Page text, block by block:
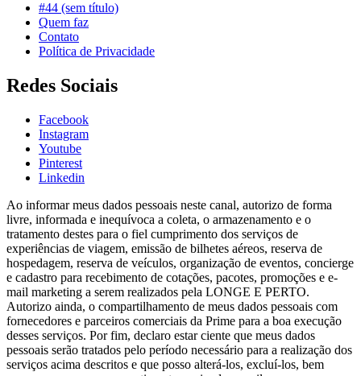
#44 (sem título)
Quem faz
Contato
Política de Privacidade
Redes Sociais
Facebook
Instagram
Youtube
Pinterest
Linkedin
Ao informar meus dados pessoais neste canal, autorizo de forma
livre, informada e inequívoca a coleta, o armazenamento e o
tratamento destes para o fiel cumprimento dos serviços de
experiências de viagem, emissão de bilhetes aéreos, reserva de
hospedagem, reserva de veículos, organização de eventos, concierge
e cadastro para recebimento de cotações, pacotes, promoções e e-
mail marketing a serem realizados pela LONGE E PERTO.
Autorizo ainda, o compartilhamento de meus dados pessoais com
fornecedores e parceiros comerciais da Prime para a boa execução
desses serviços. Por fim, declaro estar ciente que meus dados
pessoais serão tratados pelo período necessário para a realização dos
serviços acima descritos e que posso alterá-los, excluí-los, bem